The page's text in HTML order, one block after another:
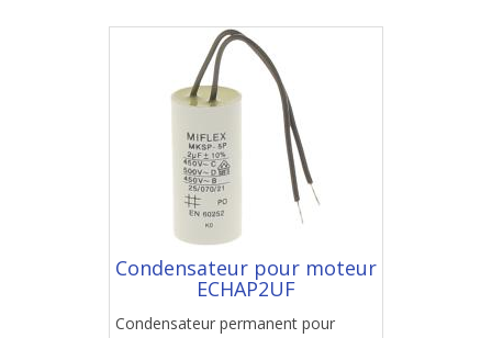
Condensateur pour moteur
ECHAP2UF
Condensateur permanent pour